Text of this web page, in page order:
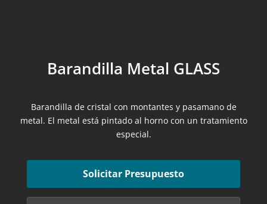
Barandilla Metal GLASS
Barandilla de cristal con montantes y pasamano de
metal. El metal está pintado al horno con un tratamiento
especial.
Solicitar Presupuesto